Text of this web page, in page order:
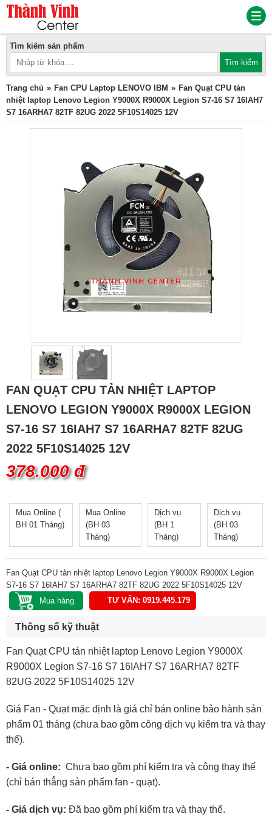
Tìm kiếm sản phẩm
Trang chủ Fan CPU Laptop LENOVO IBM
Fan Quạt CPU tản
nhiệt laptop Lenovo Legion Y9000X R9000X Legion S7-16 S7 16IAH7
S7 16ARHA7 82TF 82UG 2022 5F10S14025 12V
FAN QUẠT CPU TẢN NHIỆT LAPTOP
LENOVO LEGION Y9000X R9000X LEGION
S7-16 S7 16IAH7 S7 16ARHA7 82TF 82UG
2022 5F10S14025 12V
378.000 đ
Mua Online (
BH 01 Tháng)
Mua Online
(BH 03
Tháng)
Dịch vụ
(BH 1
Tháng)
Dịch vụ
(BH 03
Tháng)
Fan Quạt CPU tản nhiệt laptop Lenovo Legion Y9000X R9000X Legion
S7-16 S7 16IAH7 S7 16ARHA7 82TF 82UG 2022 5F10S14025 12V
TƯ VẤN: 0919.445.179
Thông số kỹ thuật
Fan Quạt CPU tản nhiệt laptop Lenovo Legion Y9000X
R9000X Legion S7-16 S7 16IAH7 S7 16ARHA7 82TF
82UG 2022 5F10S14025 12V
Giá Fan - Quạt mặc định là giá chỉ bán online bảo hành sản
phẩm 01 tháng (chưa bao gồm công dịch vụ kiểm tra và thay
thế).
- Giá online: Chưa bao gồm phí kiểm tra và công thay thế
(chỉ bán thẳng sản phẩm fan - quạt).
- Giá dịch vụ: Đã bao gồm phí kiểm tra và thay thế.